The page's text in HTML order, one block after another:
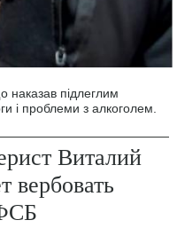
наказав підлеглим
і проблеми з алкоголем.
Виталий
вербовать